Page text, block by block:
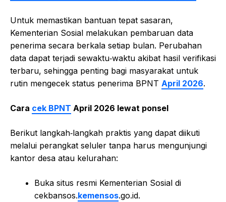
Untuk memastikan bantuan tepat sasaran,
Kementerian Sosial melakukan pembaruan data
penerima secara berkala setiap bulan. Perubahan
data dapat terjadi sewaktu‑waktu akibat hasil verifikasi
terbaru, sehingga penting bagi masyarakat untuk
rutin mengecek status penerima BPNT April 2026.
Cara cek BPNT April 2026 lewat ponsel
Berikut langkah‑langkah praktis yang dapat diikuti
melalui perangkat seluler tanpa harus mengunjungi
kantor desa atau kelurahan:
Buka situs resmi Kementerian Sosial di
cekbansos.kemensos.go.id.